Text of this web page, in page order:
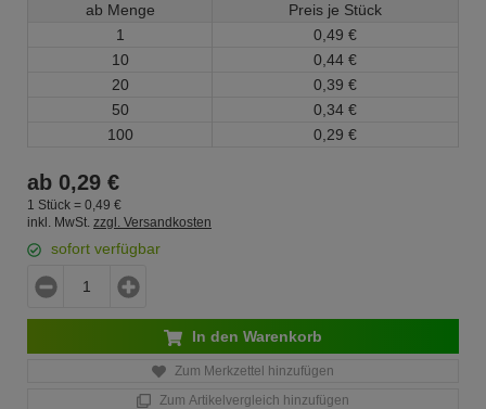
ab Menge
Preis je Stück
1
0, 49 €
10
0, 44 €
20
0, 39 €
50
0, 34 €
100
0, 29 €
ab 0,29 €
1 Stück = 0, 49 €
inkl. MwSt. zzgl. Versandkosten
sofort verfügbar
In den Warenkorb
Zum Merkzettel hinzufügen
Zum Artikelvergleich hinzufügen